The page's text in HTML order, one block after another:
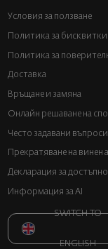
Условия за ползване
Политика за бисквитки
Политика за
Доставка
Връщане и замяна
Онлайн решаване на
Често задавани въпроси
Прекратяване на винен
Декларация за
Информация за AI
SWITCH TO
ENGLISH